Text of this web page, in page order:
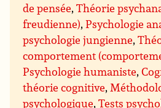
de pensée,Théorie
freudienne),Psychologie
psychologie jungienne,
comportement
Psychologie humaniste,
théorie cognitive,
psychologique,Tests